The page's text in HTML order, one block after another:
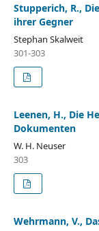
Stupperich, R.,
ihrer Gegner
Stephan Skalweit
301-303
Leenen, H., Die
Dokumenten
W. H. Neuser
303
Wehrmann, V.,